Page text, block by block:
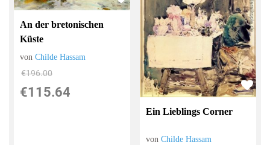
An der bretonischen
Küste
vonChilde Hassam
€196.00
€115.64
Ein Lieblings Corner
vonChilde Hassam